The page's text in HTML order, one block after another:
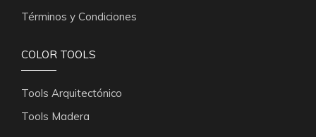
Términos y Condiciones
COLOR TOOLS
Tools Arquitectónico
Tools Madera